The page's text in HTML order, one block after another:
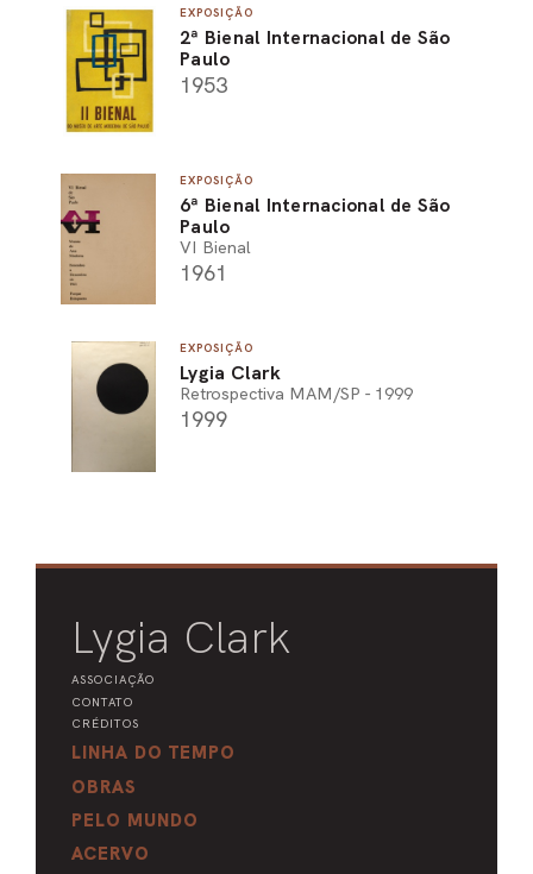
EXPOSIÇÃO
2ª Bienal Internacional de São
Paulo
1953
EXPOSIÇÃO
6ª Bienal Internacional de São
Paulo
VI Bienal
1961
EXPOSIÇÃO
Lygia Clark
Retrospectiva MAM/SP - 1999
1999
Lygia Clark
ASSOCIAÇÃO
CONTATO
CRÉDITOS
LINHA DO TEMPO
OBRAS
PELO MUNDO
ACERVO